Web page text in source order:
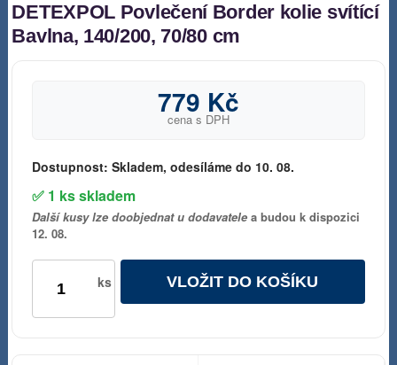
DETEXPOL Povlečení Border kolie svítící
Bavlna, 140/200, 70/80 cm
779 Kč
cena s DPH
Dostupnost: Skladem, odesíláme do 10. 08.
✅ 1 ks skladem
Další kusy lze doobjednat u dodavatele a budou k dispozici
12. 08.
ks VLOŽIT DO KOŠÍKU